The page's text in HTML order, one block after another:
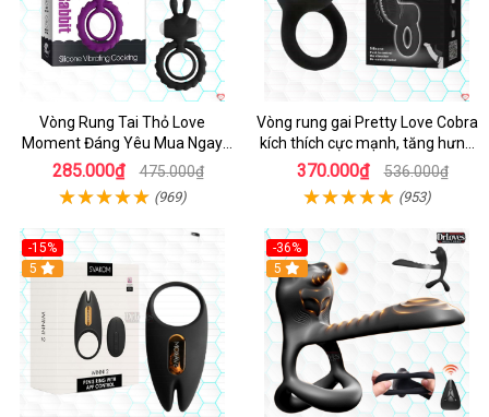
Vòng Rung Tai Thỏ Love
Moment Đáng Yêu Mua Ngay
Giá Tốt
285.000₫ 475.000₫
(969)
Vòng rung gai Pretty Love Cobra
kích thích cực mạnh, tăng hưng
phấn
370.000₫ 536.000₫
(953)
-15%
Hot
5
-36%
Hot
5